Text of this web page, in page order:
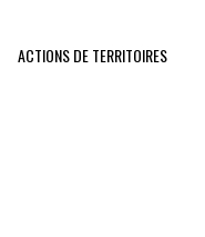
ACTIONS DE TERRITOIRES